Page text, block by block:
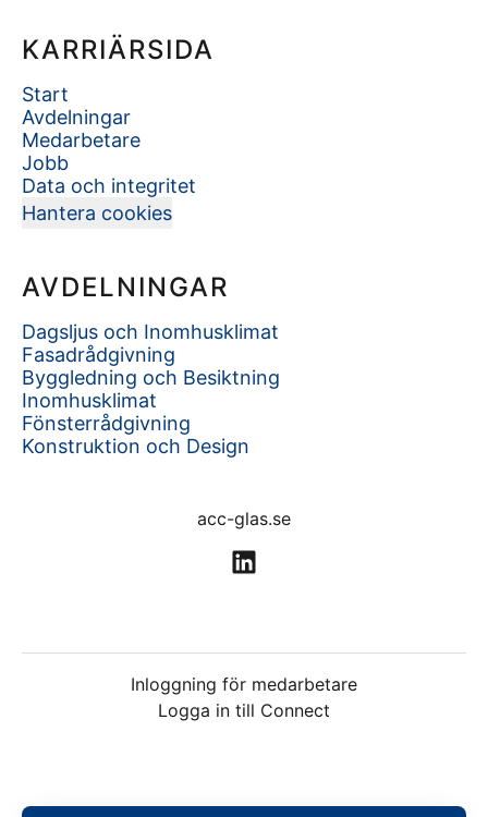
KARRIÄRSIDA
Start
Avdelningar
Medarbetare
Jobb
Data och integritet
Hantera cookies
AVDELNINGAR
Dagsljus och Inomhusklimat
Fasadrådgivning
Byggledning och Besiktning
Inomhusklimat
Fönsterrådgivning
Konstruktion och Design
acc-glas.se
Inloggning för medarbetare
Logga in till Connect